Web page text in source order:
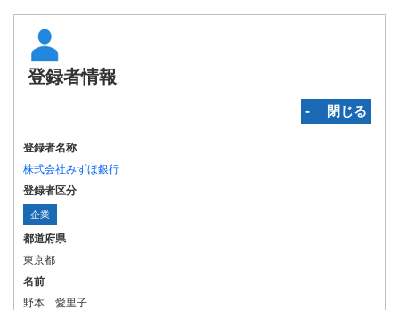
登録者情報
‐ 閉じる
登録者名称
株式会社みずほ銀行
登録者区分
企業
都道府県
東京都
名前
野本 愛里子